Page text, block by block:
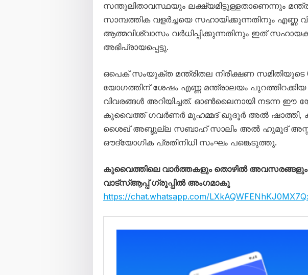
സന്തുലിതാവസ്ഥയും ലക്ഷ്യമിട്ടുള്ളതാണെന്നും
സാമ്പത്തിക വളർച്ചയെ സഹായിക്കുന്നതിനും എണ്ണ
ആത്മവിശ്വാസം വർധിപ്പിക്കുന്നതിനും ഇത്
അഭിപ്രായപ്പെട്ടു.
ഒപെക് സംയുക്ത മന്ത്രിതല നിരീക്ഷണ സമിതിയുടെ
യോഗത്തിന് ശേഷം എണ്ണ മന്ത്രാലയം
വിവരങ്ങൾ അറിയിച്ചത്. ഓൺലൈനായി നടന്ന ഈ
കുവൈത്ത് ഗവർണർ മുഹമ്മദ് ഖുദൂർ അൽ ഷാത്തി,
ശൈഖ് അബ്ദുല്ല സബാഹ് സാലിം അൽ ഹുമൂദ്
ഔദ്യോഗിക പ്രതിനിധി സംഘം പങ്കെടുത്തു.
കുവൈത്തിലെ വാർത്തകളും തൊഴിൽ അവസരങ്ങളും
വാട്സ്ആപ്പ് ഗ്രൂപ്പിൽ അംഗമാകൂ
https://chat.whatsapp.com/